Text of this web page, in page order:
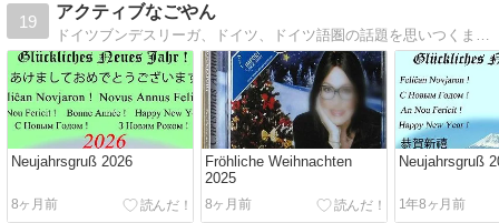
19
アクティブなごやん
Neujahrsgruß 2026
8ヶ月前
Fröhliche Weihnachten
2025
8ヶ月前
Neujahrsgruß
1年8ヶ月前